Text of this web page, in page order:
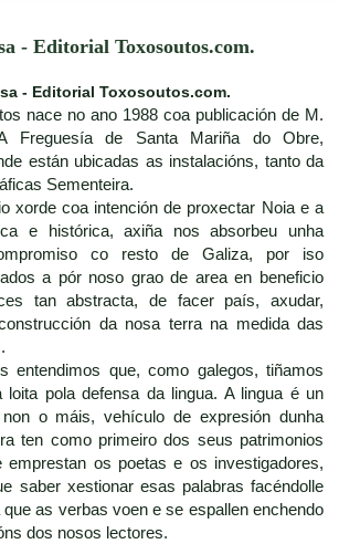
- Editorial Toxosoutos.com.
- Editorial Toxosoutos.com.
nace no ano 1988 coa publicación de M.
Freguesía de Santa Mariña do Obre,
están ubicadas as instalacións, tanto da
Sementeira.
xorde coa intención de proxectar Noia e a
e histórica, axiña nos absorbeu unha
co resto de Galiza, por iso
a pór noso grao de area en beneficio
tan abstracta, de facer país, axudar,
da nosa terra na medida das
entendimos que, como galegos, tiñamos
loita pola defensa da lingua. A lingua é un
o máis, vehículo de expresión dunha
ten como primeiro dos seus patrimonios
emprestan os poetas e os investigadores,
saber xestionar esas palabras facéndolle
as verbas voen e se espallen enchendo
dos nosos lectores.